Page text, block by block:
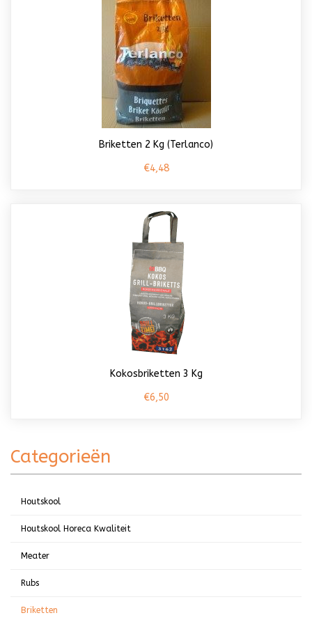
Briketten 2 Kg (Terlanco)
€4,48
Kokosbriketten 3 Kg
€6,50
Categorieën
Houtskool
Houtskool Horeca Kwaliteit
Meater
Rubs
Briketten